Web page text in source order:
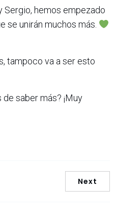
Sergio, hemos empezado
se unirán muchos más.
tampoco va a ser esto
saber más? ¡Muy
Next